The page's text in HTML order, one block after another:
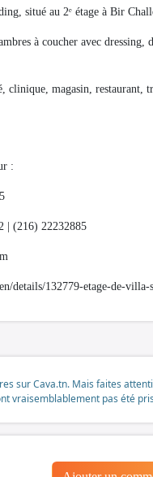
situé au 2ᵉ étage à Bir
à coucher avec
clinique, magasin, restaurant,
:
| (216) 22232885
details/132779-etage-de-
sur Cava.tn. Mais faites
vraisemblablement pas été